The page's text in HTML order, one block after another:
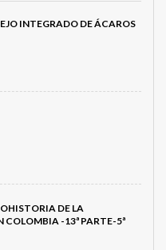
INTEGRADO DE ÁCAROS
DE LA
COLOMBIA -13ª PARTE-5ª